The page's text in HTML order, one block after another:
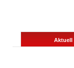
Aktuell